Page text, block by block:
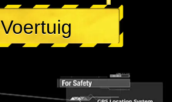
Voertuig